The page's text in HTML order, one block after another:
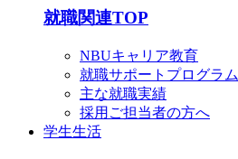
就職関連TOP
NBUキャリア教育
就職サポートプログラム
主な就職実績
採用ご担当者の方へ
学生生活